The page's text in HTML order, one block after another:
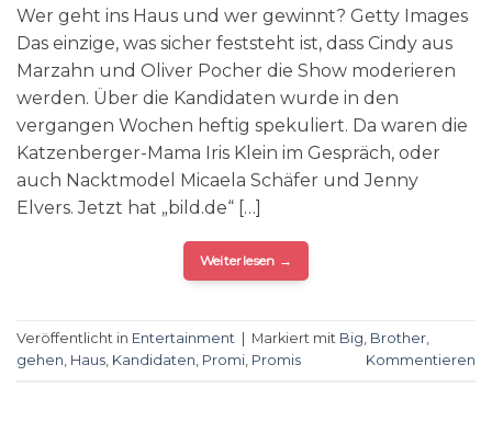
Wer geht ins Haus und wer gewinnt? Getty Images
Das einzige, was sicher feststeht ist, dass Cindy aus
Marzahn und Oliver Pocher die Show moderieren
werden. Über die Kandidaten wurde in den
vergangen Wochen heftig spekuliert. Da waren die
Katzenberger-Mama Iris Klein im Gespräch, oder
auch Nacktmodel Micaela Schäfer und Jenny
Elvers. Jetzt hat „bild.de“ […]
Weiterlesen →
Veröffentlicht in Entertainment Markiert mit Big Brother
gehen Haus Kandidaten Promi Promis Kommentieren